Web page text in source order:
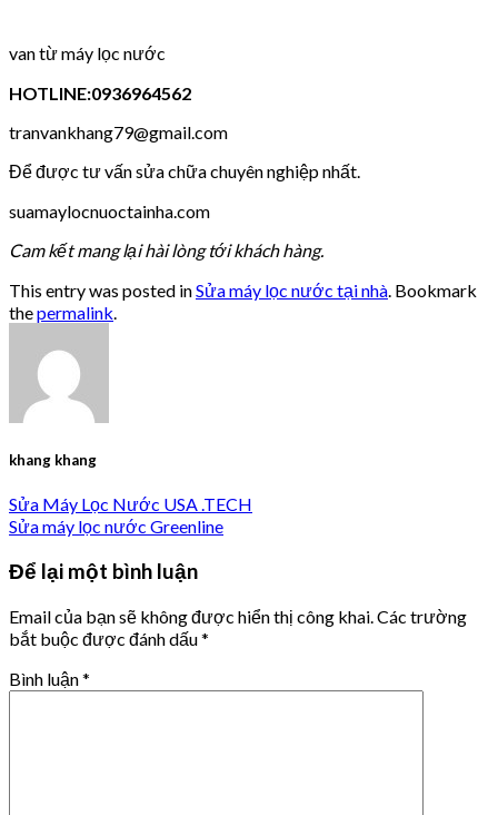
van từ máy lọc nước
HOTLINE:0936964562
tranvankhang79@gmail.com
Để được tư vấn sửa chữa chuyên nghiệp nhất.
suamaylocnuoctainha.com
Cam kết mang lại hài lòng tới khách hàng.
This entry was posted inSửa máy lọc nước tại nhà . Bookmark
thepermalink
khang khang
Sửa Máy Lọc Nước USA .TECH
Sửa máy lọc nước Greenline
Để lại một bình luận
Email của bạn sẽ không được hiển thị công khai. Các trường
bắt buộc được đánh dấu*
Bình luận*